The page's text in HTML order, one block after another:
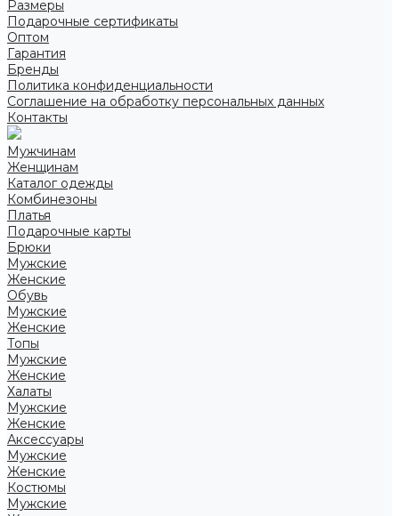
Размеры
Подарочные сертификаты
Оптом
Гарантия
Бренды
Политика конфиденциальности
Соглашение на обработку персональных данных
Контакты
Мужчинам
Женщинам
Каталог одежды
Комбинезоны
Платья
Подарочные карты
Брюки
Мужские
Женские
Обувь
Мужские
Женские
Топы
Мужские
Женские
Халаты
Мужские
Женские
Аксессуары
Мужские
Женские
Костюмы
Мужские